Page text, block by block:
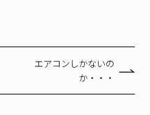
エアコンしかないの
か・・・